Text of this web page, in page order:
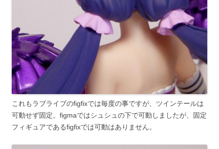
これもラブライブのfigfixでは毎度の事ですが、ツインテールは
可動せず固定。figmaではシュシュの下で可動しましたが、固定
フィギュアであるfigfixでは可動はありません。